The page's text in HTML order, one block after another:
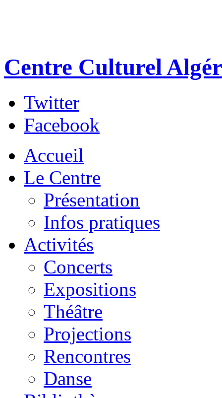
Centre Culturel
Twitter
Facebook
Accueil
Le Centre
Présentation
Infos pratiques
Activités
Concerts
Expositions
Théâtre
Projections
Rencontres
Danse